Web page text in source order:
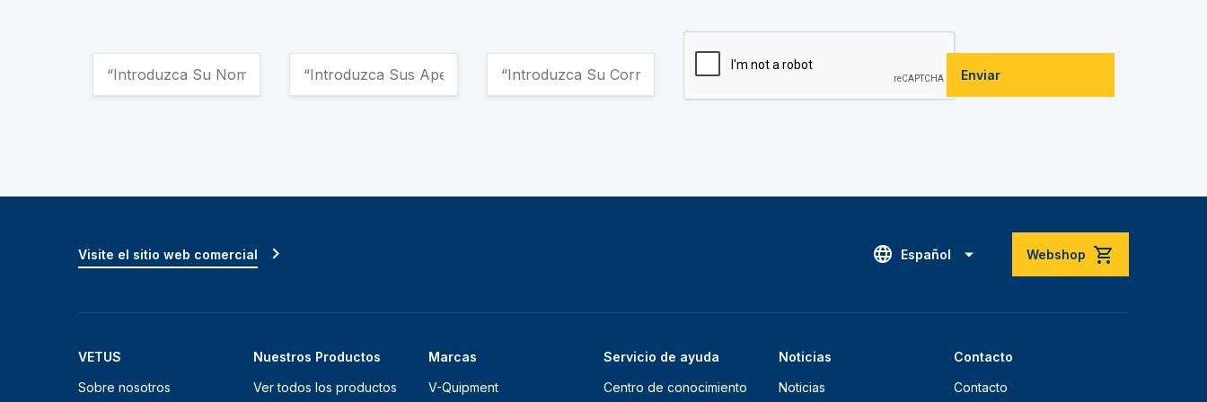
Enviar
Español Webshop
VETUS
Sobre nosotros
Nuestros Productos
Ver todos los productos
Marcas
V-Quipment
Servicio de ayuda
Centro de conocimiento
Noticias
Noticias
Contacto
Contacto
Visite el sitio web comercial